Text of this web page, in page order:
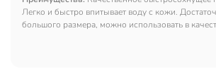
Легко и быстро впитывает воду с кожи.
большого размера, можно использовать в